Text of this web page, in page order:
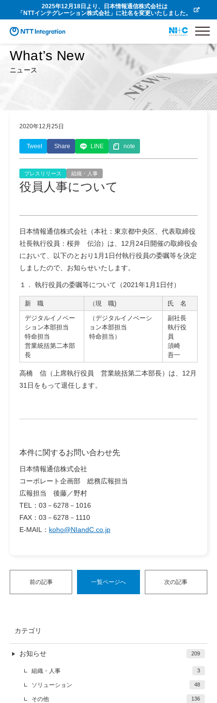
2025年12月18日より、日本情報通信株式会社は
「NTTインテグレーション株式会社」に社名を変更いたしました。
What’s New
ニュース
2020年12月25日
Tweet Share LINE note
プレスリリース 組織・人事
役員人事について
日本情報通信株式会社（本社：東京都中央区、代表取締役
社長執行役員：桜井 伝治）は、12月24日開催の取締役会
において、以下のとおり1月1日付執行役員の委嘱等を決定
しましたので、お知らせいたします。
１． 執行役員の委嘱等について（2021年1月1日付）
新 職 （現 職)
氏 名
デジタルイノベー
ション本部担当
特命担当
営業統括第二本部
長
（デジタルイノベーシ
ョン本部担当
特命担当）
副社長
執行役
員
須崎
吾一
高橋 信（上席執行役員 営業統括第二本部長）は、12月
31日をもって退任します。
本件に関するお問い合わせ先
日本情報通信株式会社
コーポレート企画部 総務広報担当
広報担当 後藤／野村
TEL：03－6278－1016
FAX：03－6278－1110
E-MAIL： koho@NIandC.co.jp
前の記事 一覧ページへ 次の記事
カテゴリ
お知らせ 209
組織・人事 3
ソリューション 48
その他 136